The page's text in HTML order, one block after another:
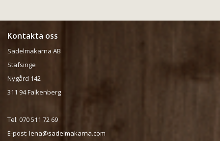
Kontakta oss
Sadelmakarna AB
Stafsinge
Nygård 142
311 94 Falkenberg
Tel: 070 511 72 69
E-post: lena@sadelmakarna.com